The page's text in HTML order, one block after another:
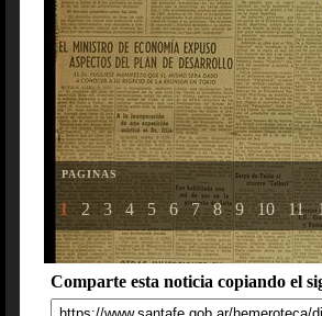
PAGINAS
1 2 3 4 5 6 7 8 9 10 11
Comparte esta noticia copiando el